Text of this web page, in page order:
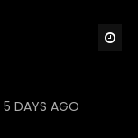
5 DAYS AGO